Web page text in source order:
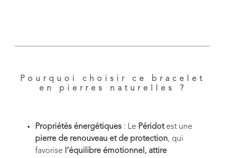
Pourquoi choisir ce bracelet
en pierres naturelles ?
Propriétés énergétiques : Le Péridotest une
pierre de renouveau et de protection, qui
favorise
l’équilibre émotionnel, attire